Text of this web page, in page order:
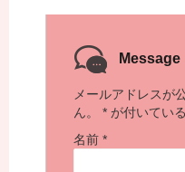
Message
メールアドレスが
ん。
* が付いてい
名前 *